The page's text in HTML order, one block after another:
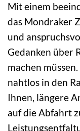
Mit einem
das Mondraker
und
Gedanken über
machen
nahtlos in den
Ihnen, längere
auf die Abfahrt